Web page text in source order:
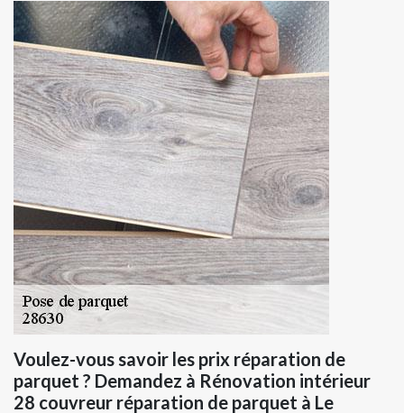
Voulez-vous savoir les prix réparation de
parquet ? Demandez à Rénovation intérieur
28 couvreur réparation de parquet à Le